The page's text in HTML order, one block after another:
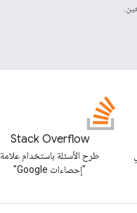
Stack Overflow
طرح الأسئلة باستخدام علامة
"إحصاءات Google"